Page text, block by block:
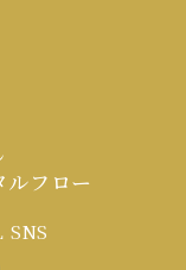
フロー